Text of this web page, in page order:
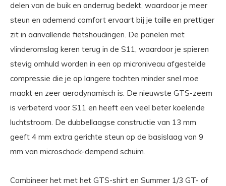
delen van de buik en onderrug bedekt, waardoor je meer
steun en ademend comfort ervaart bij je taille en prettiger
zit in aanvallende fietshoudingen. De panelen met
vlinderomslag keren terug in de S11, waardoor je spieren
stevig omhuld worden in een op microniveau afgestelde
compressie die je op langere tochten minder snel moe
maakt en zeer aerodynamisch is. De nieuwste GTS-zeem
is verbeterd voor S11 en heeft een veel beter koelende
luchtstroom. De dubbellaagse constructie van 13 mm
geeft 4 mm extra gerichte steun op de basislaag van 9
mm van microschock-dempend schuim.
Combineer het met het GTS-shirt en Summer 1/3 GT- of